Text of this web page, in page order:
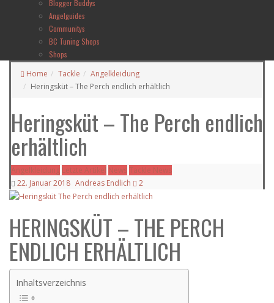
Blogger Buddys
Angelguides
Communitys
BC Tuning Shops
Shops
Home
Tackle
Angelkleidung
Heringsküt – The Perch endlich erhältlich
Heringsküt – The Perch endlich
erhältlich
Angelkleidung Letzte Artikel NewsTackle News
22. Januar 2018 Andreas Endlich 2
HERINGSKÜT – THE PERCH
ENDLICH ERHÄLTLICH
Inhaltsverzeichnis